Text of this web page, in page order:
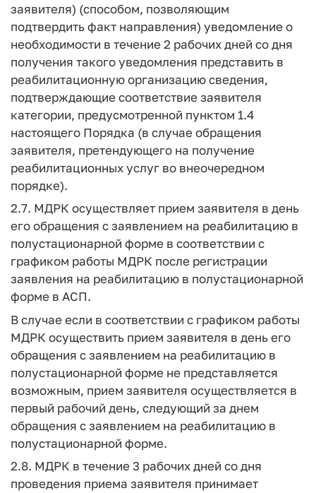
заявителя) (способом, позволяющим
подтвердить факт направления) уведомление о
необходимости в течение 2 рабочих дней со дня
получения такого уведомления представить в
реабилитационную организацию сведения,
подтверждающие соответствие заявителя
категории, предусмотренной пунктом 1.4
настоящего Порядка (в случае обращения
заявителя, претендующего на получение
реабилитационных услуг во внеочередном
порядке).
2.7. МДРК осуществляет прием заявителя в день
его обращения с заявлением на реабилитацию в
полустационарной форме в соответствии с
графиком работы МДРК после регистрации
заявления на реабилитацию в полустационарной
форме в АСП.
В случае если в соответствии с графиком работы
МДРК осуществить прием заявителя в день его
обращения с заявлением на реабилитацию в
полустационарной форме не представляется
возможным, прием заявителя осуществляется в
первый рабочий день, следующий за днем
обращения с заявлением на реабилитацию в
полустационарной форме.
2.8. МДРК в течение 3 рабочих дней со дня
проведения приема заявителя принимает